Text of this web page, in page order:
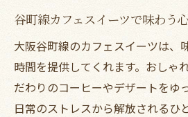
方
カフェ好き女子おすす
集
谷町線カフェスイーツで味わう
大阪谷町線のカフェスイーツは、
時間を提供してくれます。おしゃ
だわりのコーヒーやデザートをゆ
日常のストレスから解放されるひ